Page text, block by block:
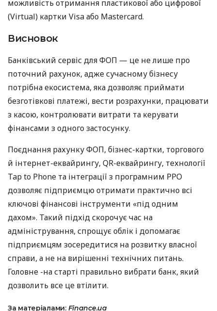
можливість отримання пластикової або цифрової
(Virtual) картки Visa або Mastercard.
Висновок
Банківський сервіс для ФОП — це не лише про
поточний рахунок, адже сучасному бізнесу
потрібна екосистема, яка дозволяє приймати
безготівкові платежі, вести розрахунки, працювати
з касою, контролювати витрати та керувати
фінансами з одного застосунку.
Поєднання рахунку ФОП, бізнес-картки, торгового
й інтернет-еквайрингу, QR-еквайрингу, технології
Tap to Phone та інтеграції з програмним РРО
дозволяє підприємцю отримати практично всі
ключові фінансові інструменти «під одним
дахом». Такий підхід скорочує час на
адміністрування, спрощує облік і допомагає
підприємцям зосередитися на розвитку власної
справи, а не на вирішенні технічних питань.
Головне -на старті правильно вибрати банк, який
дозволить все це втілити.
За матеріалами: Finance.ua